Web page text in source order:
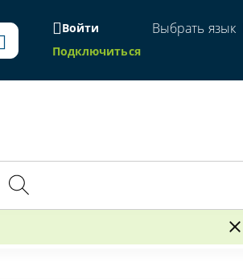
Войти
Подключиться
Выбрать язык